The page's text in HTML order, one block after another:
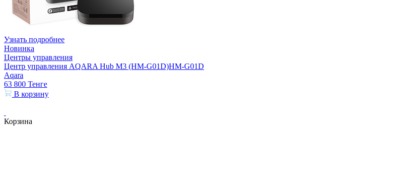
Узнать подробнее
Новинка
Центры управления
Центр управления AQARA Hub M3 (HM-G01D)HM-G01D
Aqara
63 800 Тенге
В корзину
Корзина